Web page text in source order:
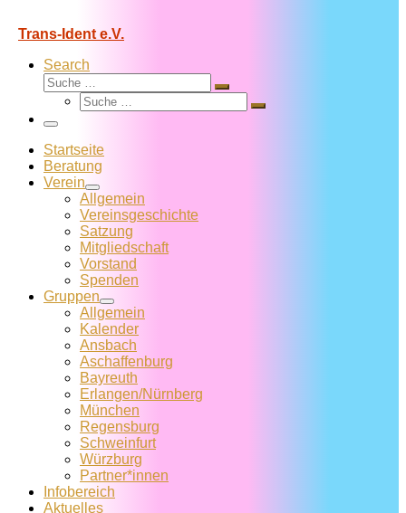
Trans-Ident e.V.
Search
Suche
Suche
Suche
Suche
Menü
Startseite
Beratung
Verein
Allgemein
Vereins­geschichte
Satzung
Mitglied­schaft
Vorstand
Spenden
Gruppen
Allgemein
Kalender
Ansbach
Aschaffenburg
Bayreuth
Erlangen/Nürnberg
München
Regensburg
Schweinfurt
Würzburg
Partner*innen
Infobereich
Aktuelles